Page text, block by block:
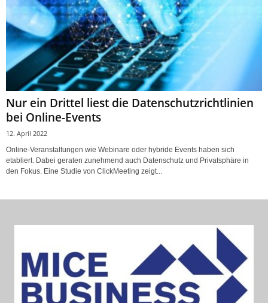
Nur ein Drittel liest die Datenschutzrichtlinien
bei Online-Events
12. April 2022
Online-Veranstaltungen wie Webinare oder hybride Events haben sich
etabliert. Dabei geraten zunehmend auch Datenschutz und Privatsphäre in
den Fokus. Eine Studie von ClickMeeting zeigt...